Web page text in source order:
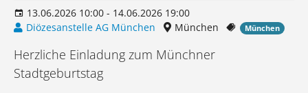
13.06.2026 10:00 - 14.06.2026 19:00
Diözesanstelle AG München
München München
Herzliche Einladung zum Münchner
Stadtgeburtstag